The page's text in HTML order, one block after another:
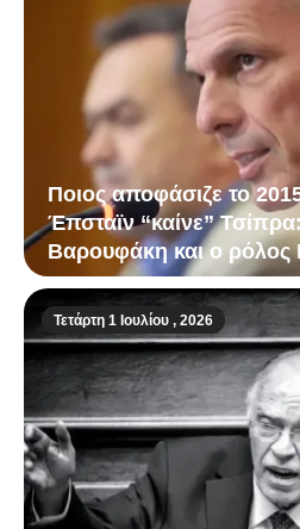
Ποιος αποφάσιζε το
Έπσταϊν “καίνε”
Βαρουφάκη και ο ρόλος
Τετάρτη 1 Ιουλίου , 2026